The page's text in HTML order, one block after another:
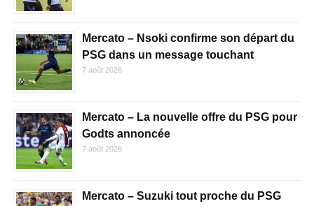
Mercato – Nsoki confirme son départ du
PSG dans un message touchant
7 août 2026
Mercato – La nouvelle offre du PSG pour
Godts annoncée
7 août 2026
Mercato – Suzuki tout proche du PSG